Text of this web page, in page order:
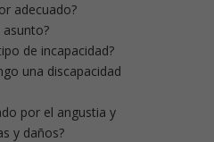
adecuado?
asunto?
de incapacidad?
una discapacidad
por el angustia y
y daños?